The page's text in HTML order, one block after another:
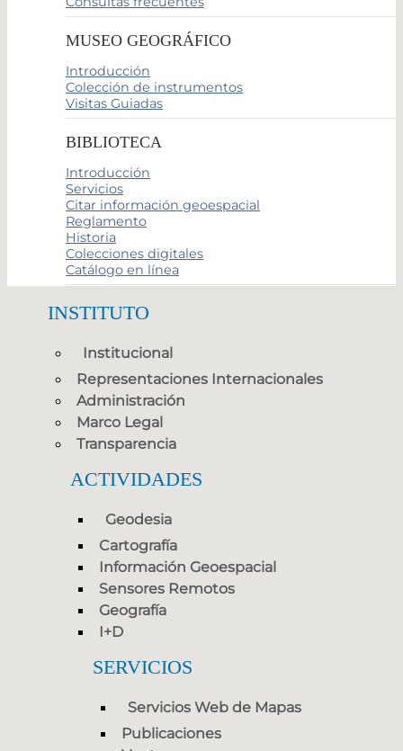
MUSEO GEOGRÁFICO
Introducción
Colección de instrumentos
Visitas Guiadas
BIBLIOTECA
Introducción
Servicios
Citar información geoespacial
Reglamento
Historia
Colecciones digitales
Catálogo en línea
INSTITUTO
Institucional
Representaciones Internacionales
Administración
Marco Legal
Transparencia
ACTIVIDADES
Geodesia
Cartografía
Información Geoespacial
Sensores Remotos
Geografía
I+D
SERVICIOS
Servicios Web de Mapas
Publicaciones